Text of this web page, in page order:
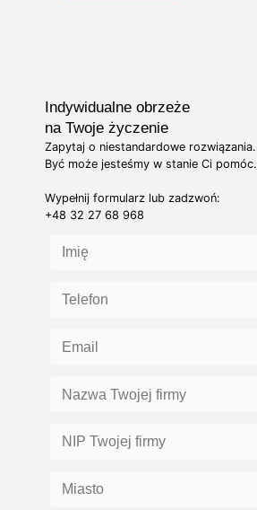
Indywidualne obrzeże
na Twoje życzenie
Zapytaj o niestandardowe rozwiązania.
Być może jesteśmy w stanie Ci pomóc.
Wypełnij formularz lub zadzwoń:
+48 32 27 68 968